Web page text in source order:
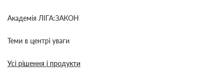
Академія ЛІГА:ЗАКОН
Теми в центрі уваги
Усі рішення і продукти